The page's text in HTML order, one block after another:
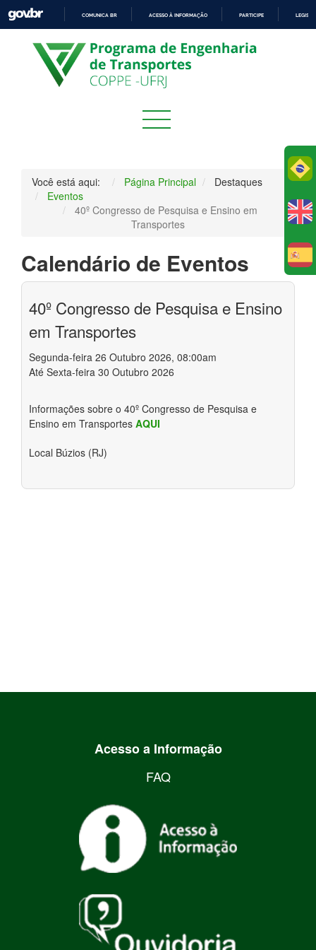
PARA
O
CONTEÚDO
COMUNICA BR ACESSO À INFORMAÇÃO PARTICIPE
Você está aqui: Página Principal
Destaques
Eventos
40º Congresso de Pesquisa e Ensino em
Transportes
Calendário de Eventos
40º Congresso de Pesquisa e Ensino
em Transportes
Segunda-feira 26 Outubro 2026, 08:00am
Até Sexta-feira 30 Outubro 2026
Informações sobre o 40º Congresso de Pesquisa e
Ensino em Transportes AQUI
Local Búzios (RJ)
Acesso a Informação
FAQ